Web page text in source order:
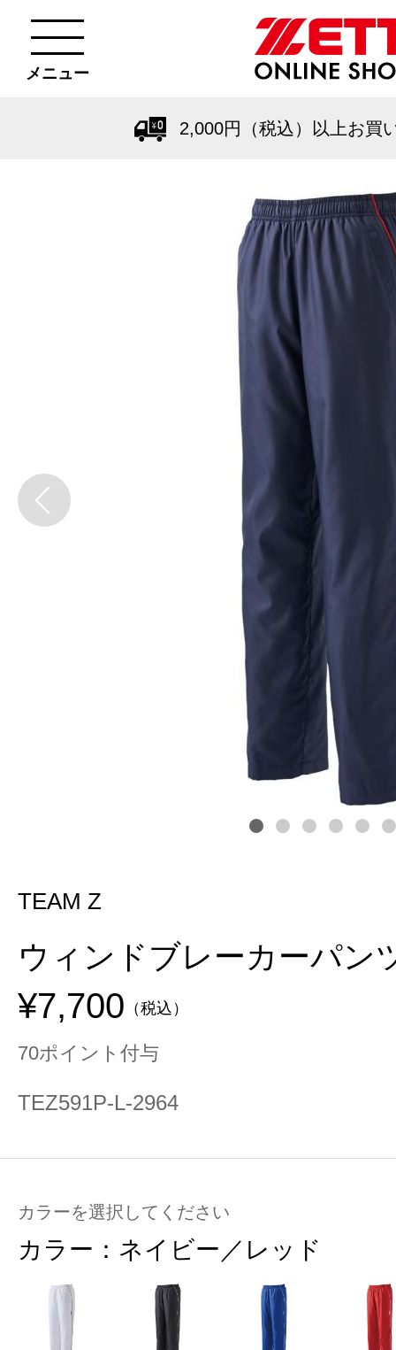
メニュー
2,000円（税込）以上お買
TEAM Z
ウィンドブレーカーパン
¥7,700 （税込）
70ポイント付与
TEZ591P-L-2964
カラーを選択してください
カラー： ネイビー／レッド